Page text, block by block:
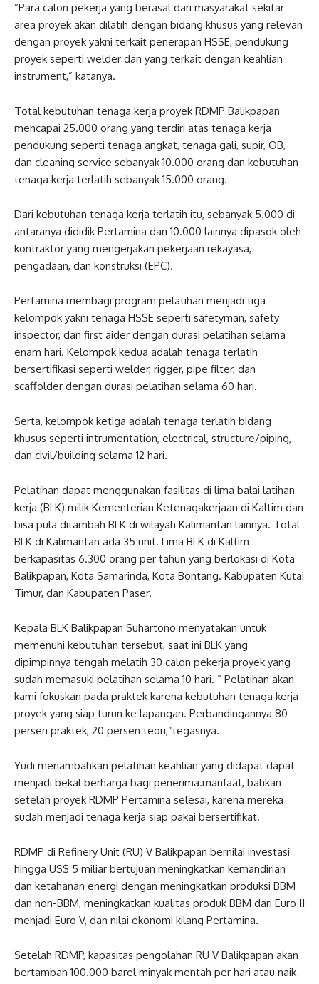
“Para calon pekerja yang berasal dari masyarakat sekitar
area proyek akan dilatih dengan bidang khusus yang relevan
dengan proyek yakni terkait penerapan HSSE, pendukung
proyek seperti welder dan yang terkait dengan keahlian
instrument,” katanya.
Total kebutuhan tenaga kerja proyek RDMP Balikpapan
mencapai 25.000 orang yang terdiri atas tenaga kerja
pendukung seperti tenaga angkat, tenaga gali, supir, OB,
dan cleaning service sebanyak 10.000 orang dan kebutuhan
tenaga kerja terlatih sebanyak 15.000 orang.
Dari kebutuhan tenaga kerja terlatih itu, sebanyak 5.000 di
antaranya dididik Pertamina dan 10.000 lainnya dipasok oleh
kontraktor yang mengerjakan pekerjaan rekayasa,
pengadaan, dan konstruksi (EPC).
Pertamina membagi program pelatihan menjadi tiga
kelompok yakni tenaga HSSE seperti safetyman, safety
inspector, dan first aider dengan durasi pelatihan selama
enam hari. Kelompok kedua adalah tenaga terlatih
bersertifikasi seperti welder, rigger, pipe filter, dan
scaffolder dengan durasi pelatihan selama 60 hari.
Serta, kelompok ketiga adalah tenaga terlatih bidang
khusus seperti intrumentation, electrical, structure/piping,
dan civil/building selama 12 hari.
Pelatihan dapat menggunakan fasilitas di lima balai latihan
kerja (BLK) milik Kementerian Ketenagakerjaan di Kaltim dan
bisa pula ditambah BLK di wilayah Kalimantan lainnya. Total
BLK di Kalimantan ada 35 unit. Lima BLK di Kaltim
berkapasitas 6.300 orang per tahun yang berlokasi di Kota
Balikpapan, Kota Samarinda, Kota Bontang. Kabupaten Kutai
Timur, dan Kabupaten Paser.
Kepala BLK Balikpapan Suhartono menyatakan untuk
memenuhi kebutuhan tersebut, saat ini BLK yang
dipimpinnya tengah melatih 30 calon pekerja proyek yang
sudah memasuki pelatihan selama 10 hari. ” Pelatihan akan
kami fokuskan pada praktek karena kebutuhan tenaga kerja
proyek yang siap turun ke lapangan. Perbandingannya 80
persen praktek, 20 persen teori,”tegasnya.
Yudi menambahkan pelatihan keahlian yang didapat dapat
menjadi bekal berharga bagi penerima.manfaat, bahkan
setelah proyek RDMP Pertamina selesai, karena mereka
sudah menjadi tenaga kerja siap pakai bersertifikat.
RDMP di Refinery Unit (RU) V Balikpapan bernilai investasi
hingga US$ 5 miliar bertujuan meningkatkan kemandirian
dan ketahanan energi dengan meningkatkan produksi BBM
dan non-BBM, meningkatkan kualitas produk BBM dari Euro II
menjadi Euro V, dan nilai ekonomi kilang Pertamina.
Setelah RDMP, kapasitas pengolahan RU V Balikpapan akan
bertambah 100.000 barel minyak mentah per hari atau naik